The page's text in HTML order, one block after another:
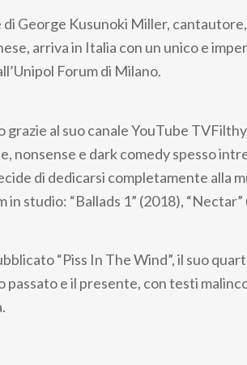
di George Kusunoki Miller,
arriva in Italia con un unico e
Forum di Milano.
grazie al suo canale YouTube
nonsense e dark comedy spesso
di dedicarsi completamente alla
in studio: “Ballads 1” (2018),
“Piss In The Wind”, il suo
passato e il presente, con testi